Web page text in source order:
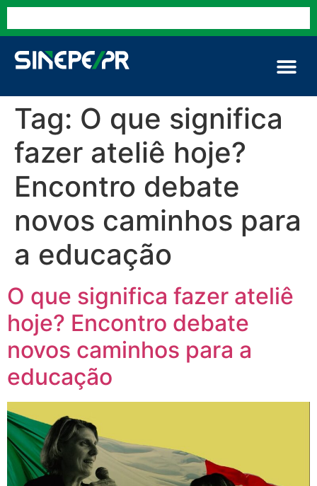
Tag: O que significa
fazer ateliê hoje?
Encontro debate
novos caminhos para
a educação
O que significa fazer ateliê
hoje? Encontro debate
novos caminhos para a
educação